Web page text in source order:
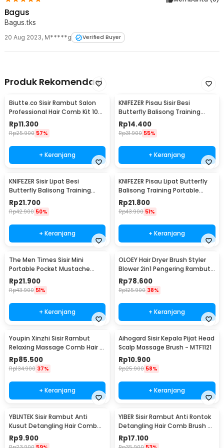
Bagus
Bagus.tks
20 Aug 2023, M*****g Verified Buyer
Produk Rekomendasi
Biutte.co Sisir Rambut Salon
Professional Hair Comb Kit 10
PCS - YS-254
Rp11.300
Rp25.900 57%
+ Keranjang
KNIFEZER Pisau Sisir Besi
Butterfly Balisong Training
Knife CS GO - LF-9898
Rp14.400
Rp31.900 55%
+ Keranjang
KNIFEZER Sisir Lipat Besi
Butterfly Balisong Training
Knife 220mm - JL07
Rp21.700
Rp42.900 50%
+ Keranjang
KNIFEZER Pisau Lipat Butterfly
Balisong Training Portable
Knife - C28
Rp21.800
Rp43.900 51%
+ Keranjang
The Men Times Sisir Mini
Portable Pocket Mustache
Beard Comb - MR-01
Rp21.900
Rp43.900 51%
+ Keranjang
OLOEY Hair Dryer Brush Styler
Blower 2in1 Pengering Rambut
1200W - 5250
Rp78.600
Rp125.900 38%
+ Keranjang
Youpin Xinzhi Sisir Rambut
Relaxing Massage Comb Hair -
XZ60019001
Rp85.500
Rp134.900 37%
+ Keranjang
Aihogard Sisir Kepala Pijat Head
Scalp Massage Brush - MTF1121
Rp10.900
Rp25.900 58%
+ Keranjang
YBLNTEK Sisir Rambut Anti
Kusut Detangling Hair Comb
Brush - Y75
Rp9.900
YIBER Sisir Rambut Anti Rontok
Detangling Hair Comb Brush -
Y76
Rp17.100